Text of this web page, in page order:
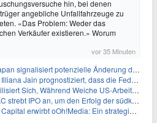
hin, bei denen
angebliche Unfallfahrzeuge zu
«Das Problem: Weder das
Verkäufer existieren.» Worum
vor 35 Minuten
potenzielle Änderung der Zinspolitik angesichts von Inflationsbedenken
dass die Fed die Zinssätze nach dem Arbeitsmarktbericht stabil halten wird
Während Weiche US-Arbeitsmarktdaten Zinsängste Lindern
an, um den Erfolg der südkoreanischen Unterhaltungsindustrie nachzuahmen
oOh!Media: Ein strategischer Schritt in der Außenwerbung